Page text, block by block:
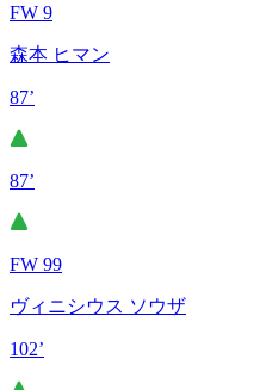
FW 9
森本 ヒマン
87’
87’
FW 99
ヴィニシウス ソウザ
102’